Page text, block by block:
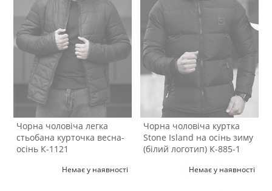
Чорна чоловіча легка
стьобана курточка весна-
осінь К-1121
Немає у наявності
Чорна чоловіча куртка
Stone Island на осінь зиму
(білий логотип) К-885-1
Немає у наявності